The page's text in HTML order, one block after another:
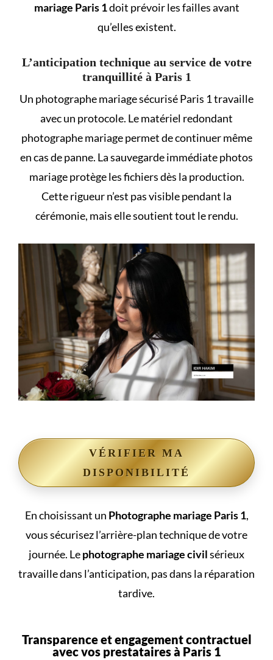
mariage Paris 1doit prévoir les failles avant
qu’elles existent.
L’anticipation technique au service de votre
tranquillité à Paris 1
Un photographe mariage sécurisé Paris 1 travaille
avec un protocole. Le matériel redondant
photographe mariage permet de continuer même
en cas de panne. La sauvegarde immédiate photos
mariage protège les fichiers dès la production.
Cette rigueur n’est pas visible pendant la
cérémonie, mais elle soutient tout le rendu.
VÉRIFIER MA
DISPONIBILITÉ
En choisissant un Photographe mariage Paris 1,
vous sécurisez l’arrière-plan technique de votre
journée. Lephotographe mariage civilsérieux
travaille dans l’anticipation, pas dans la réparation
tardive.
Transparence et engagement contractuel
avec vos prestataires à Paris 1